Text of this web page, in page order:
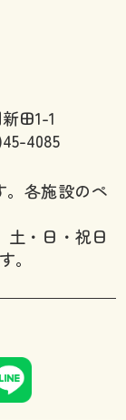
田1-1
4085
。各施設のペ
・日・祝日
。